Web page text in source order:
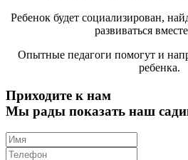
Ребенок будет социализирован,
развиваться
Опытные педагоги помогут и
ребенка.
Приходите к нам
Мы рады показать наш